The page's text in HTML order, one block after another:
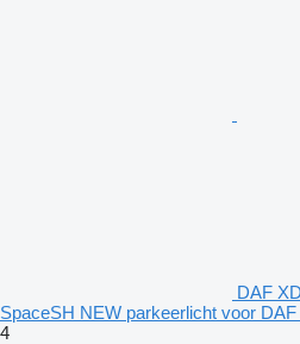
DAF
SpaceSH NEW parkeerlicht voor
4